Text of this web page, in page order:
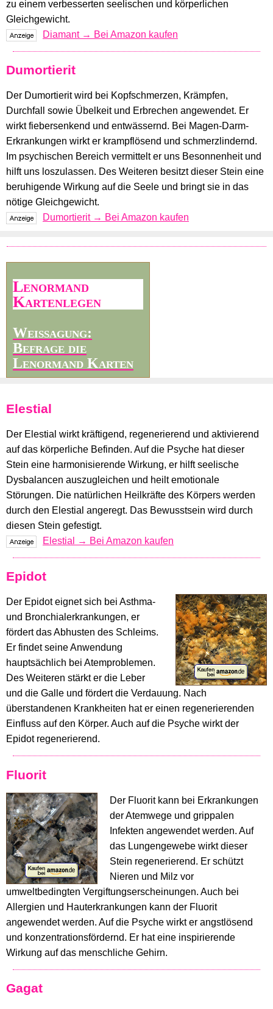
zu einem verbesserten seelischen und körperlichen
Gleichgewicht.
Diamant → Bei Amazon kaufen
Dumortierit
Der Dumortierit wird bei Kopfschmerzen, Krämpfen,
Durchfall sowie Übelkeit und Erbrechen angewendet. Er
wirkt fiebersenkend und entwässernd. Bei Magen-Darm-
Erkrankungen wirkt er krampflösend und schmerzlindernd.
Im psychischen Bereich vermittelt er uns Besonnenheit und
hilft uns loszulassen. Des Weiteren besitzt dieser Stein eine
beruhigende Wirkung auf die Seele und bringt sie in das
nötige Gleichgewicht.
Dumortierit → Bei Amazon kaufen
Lenormand
Kartenlegen
Weissagung:
Befrage die
Lenormand Karten
Elestial
Der Elestial wirkt kräftigend, regenerierend und aktivierend
auf das körperliche Befinden. Auf die Psyche hat dieser
Stein eine harmonisierende Wirkung, er hilft seelische
Dysbalancen auszugleichen und heilt emotionale
Störungen. Die natürlichen Heilkräfte des Körpers werden
durch den Elestial angeregt. Das Bewusstsein wird durch
diesen Stein gefestigt.
Elestial → Bei Amazon kaufen
Epidot
Der Epidot eignet sich bei Asthma-
und Bronchialerkrankungen, er
fördert das Abhusten des Schleims.
Er findet seine Anwendung
hauptsächlich bei Atemproblemen.
Des Weiteren stärkt er die Leber
und die Galle und fördert die Verdauung. Nach
überstandenen Krankheiten hat er einen regenerierenden
Einfluss auf den Körper. Auch auf die Psyche wirkt der
Epidot regenerierend.
Fluorit
Der Fluorit kann bei Erkrankungen
der Atemwege und grippalen
Infekten angewendet werden. Auf
das Lungengewebe wirkt dieser
Stein regenerierend. Er schützt
Nieren und Milz vor
umweltbedingten Vergiftungserscheinungen. Auch bei
Allergien und Hauterkrankungen kann der Fluorit
angewendet werden. Auf die Psyche wirkt er angstlösend
und konzentrationsfördernd. Er hat eine inspirierende
Wirkung auf das menschliche Gehirn.
Gagat